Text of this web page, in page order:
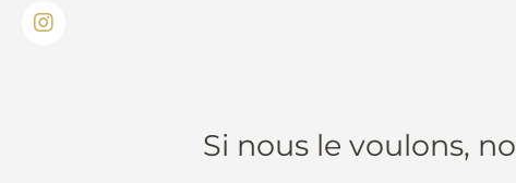
Si nous le voulons,